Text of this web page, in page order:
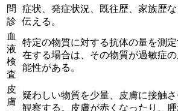
問
診
症状、発症状況、既往歴、家族歴
伝える。
血
液
検
査
特定の物質に対する抗体の量を測
在する場合は、その物質が過敏症
能性がある。
皮
膚
疑わしい物質を少量、皮膚に接触
観察する。皮膚が赤くなったり、